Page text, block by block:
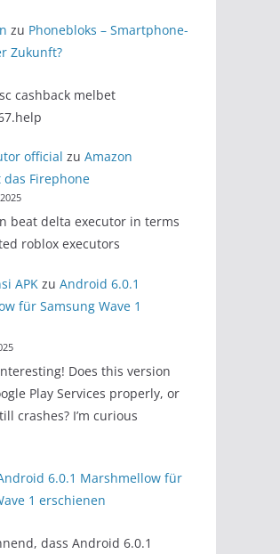
zu Phonebloks – Smartphone-
Zukunft?
cashback melbet
official zu Amazon
Firephone
beat delta executor in terms
roblox executors
APKzu Android 6.0.1
für Samsung Wave 1
Does this version
Play Services properly, or
crashes? I’m curious
6.0.1 Marshmellow für
1 erschienen
dass Android 6.0.1